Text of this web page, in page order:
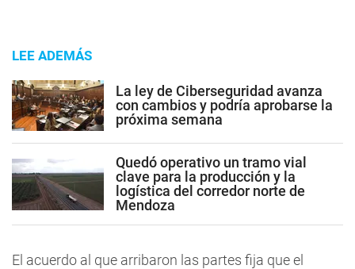
LEE ADEMÁS
La ley de Ciberseguridad avanza
con cambios y podría aprobarse la
próxima semana
Quedó operativo un tramo vial
clave para la producción y la
logística del corredor norte de
Mendoza
El acuerdo al que arribaron las partes fija que el